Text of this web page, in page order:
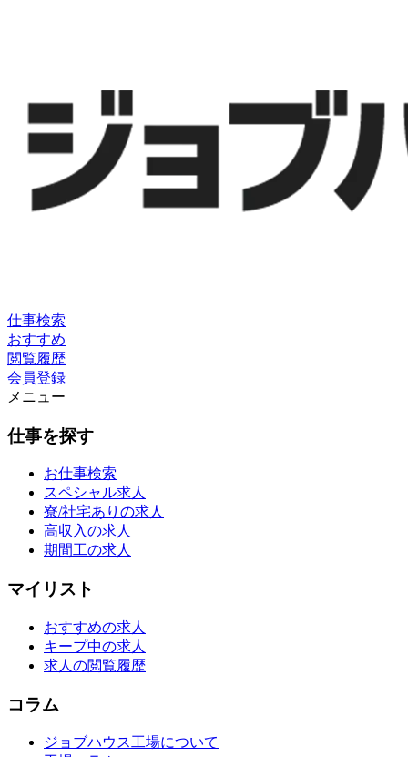
仕事検索
おすすめ
閲覧履歴
会員登録
メニュー
仕事を探す
お仕事検索
スペシャル求人
寮/社宅ありの求人
高収入の求人
期間工の求人
マイリスト
おすすめの求人
キープ中の求人
求人の閲覧履歴
コラム
ジョブハウス工場について